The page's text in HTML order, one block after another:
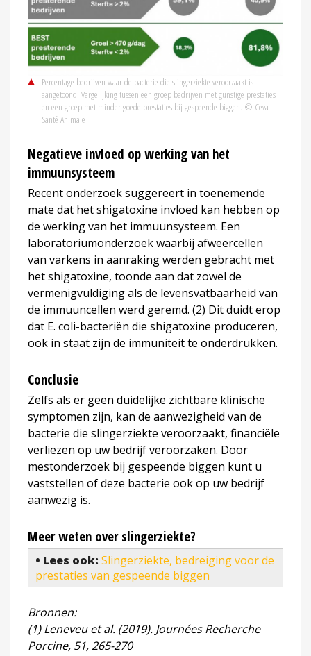
Percentage bedrijven waar de bacterie die slingerziekte veroorzaakt is
aangetoond. Vergelijking tussen een groep bedrijven met gunstige prestaties
en een groep met minder goede prestaties bij gespeende biggen. © Ceva
Santé Animale
Negatieve invloed op werking van het
immuunsysteem
Recent onderzoek suggereert in toenemende
mate dat het shigatoxine invloed kan hebben op
de werking van het immuunsysteem. Een
laboratoriumonderzoek waarbij afweercellen
van varkens in aanraking werden gebracht met
het shigatoxine, toonde aan dat zowel de
vermenigvuldiging als de levensvatbaarheid van
de immuuncellen werd geremd. (2) Dit duidt erop
dat E. coli-bacteriën die shigatoxine produceren,
ook in staat zijn de immuniteit te onderdrukken.
Conclusie
Zelfs als er geen duidelijke zichtbare klinische
symptomen zijn, kan de aanwezigheid van de
bacterie die slingerziekte veroorzaakt, financiële
verliezen op uw bedrijf veroorzaken. Door
mestonderzoek bij gespeende biggen kunt u
vaststellen of deze bacterie ook op uw bedrijf
aanwezig is.
Meer weten over slingerziekte?
• Lees ook: Slingerziekte, bedreiging voor de
prestaties van gespeende biggen
Bronnen:
(1) Leneveu et al. (2019). Journées Recherche
Porcine, 51, 265-270